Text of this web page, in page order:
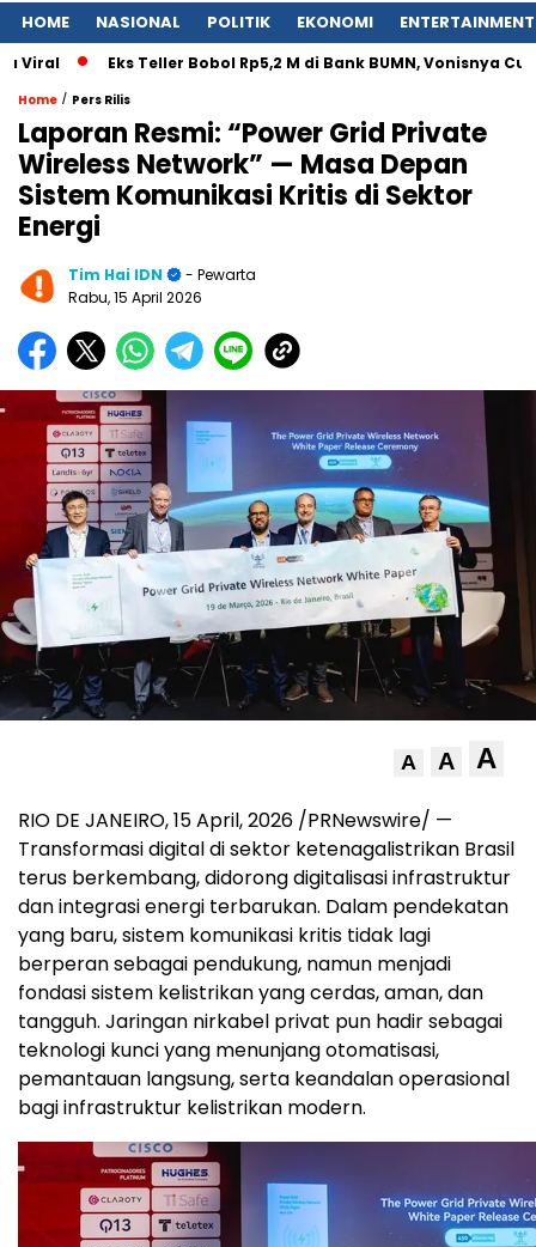
HOME NASIONAL POLITIK EKONOMI ENTERTAINMENT
Eks Teller Bobol Rp5,2 M di Bank BUMN, Vonisnya Cuma
Home / Pers Rilis
Laporan Resmi: “Power Grid Private
Wireless Network” — Masa Depan
Sistem Komunikasi Kritis di Sektor
Energi
Tim Hai IDN
- Pewarta
Rabu, 15 April 2026
A A A
RIO DE JANEIRO,15 April, 2026 /PRNewswire/ —
Transformasi digital di sektor ketenagalistrikan Brasil
terus berkembang, didorong digitalisasi infrastruktur
dan integrasi energi terbarukan. Dalam pendekatan
yang baru, sistem komunikasi kritis tidak lagi
berperan sebagai pendukung, namun menjadi
fondasi sistem kelistrikan yang cerdas, aman, dan
tangguh. Jaringan nirkabel privat pun hadir sebagai
teknologi kunci yang menunjang otomatisasi,
pemantauan langsung, serta keandalan operasional
bagi infrastruktur kelistrikan modern.